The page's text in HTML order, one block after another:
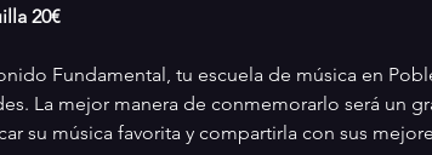
20€
Fundamental, tu escuela de música en
La mejor manera de conmemorarlo será un
su música favorita y compartirla con sus